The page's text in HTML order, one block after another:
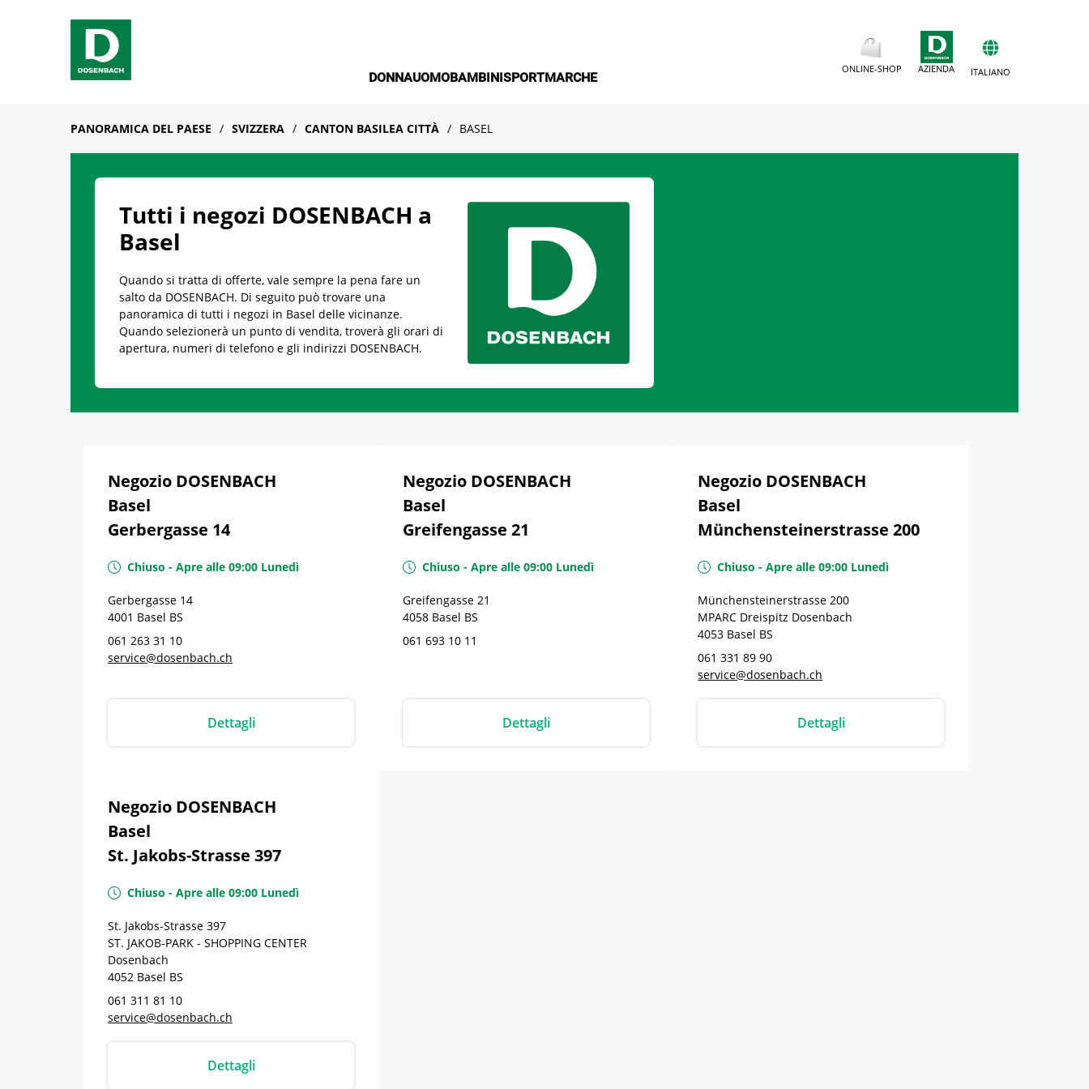
DONNAUOMOBAMBINISPORTMARCHE
ONLINE-SHOP AZIENDA ITALIANO
PANORAMICA DEL PAESE SVIZZERA CANTON BASILEA CITTÀ BASEL
Tutti i negozi DOSENBACH a
Basel
Quando si tratta di offerte, vale sempre la pena fare un
salto da DOSENBACH. Di seguito può trovare una
panoramica di tutti i negozi in Basel delle vicinanze.
Quando selezionerà un punto di vendita, troverà gli orari di
apertura, numeri di telefono e gli indirizzi DOSENBACH.
Negozio DOSENBACH
Basel
Gerbergasse 14
Chiuso - Apre alle 09:00 Lunedì
Gerbergasse 14
4001 Basel BS
061 263 31 10
service@dosenbach.ch
Dettagli
Negozio DOSENBACH
Basel
Greifengasse 21
Chiuso -Apre alle 09:00 Lunedì
Greifengasse 21
4058 Basel BS
061 693 10 11
Dettagli
Negozio DOSENBACH
Basel
Münchensteinerstrasse 200
Chiuso -Apre alle 09:00 Lunedì
Münchensteinerstrasse 200
MPARC Dreispitz Dosenbach
4053 Basel BS
061 331 89 90
service@dosenbach.ch
Dettagli
Negozio DOSENBACH
Basel
St. Jakobs-Strasse 397
Chiuso - Apre alle 09:00 Lunedì
St. Jakobs-Strasse 397
ST. JAKOB-PARK - SHOPPING CENTER
Dosenbach
4052 Basel BS
061 311 81 10
service@dosenbach.ch
Dettagli